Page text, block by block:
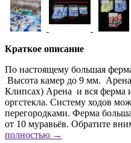
Краткое описание
По настоящему большая
Высота камер до 9 мм.
Клипсах) Арена и вся ферма
оргстекла. Систему ходов
перегородками. Ферма
от 10 муравьёв. Обратите
полностью →